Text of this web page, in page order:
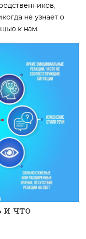
не узнает о
к нам.
и что